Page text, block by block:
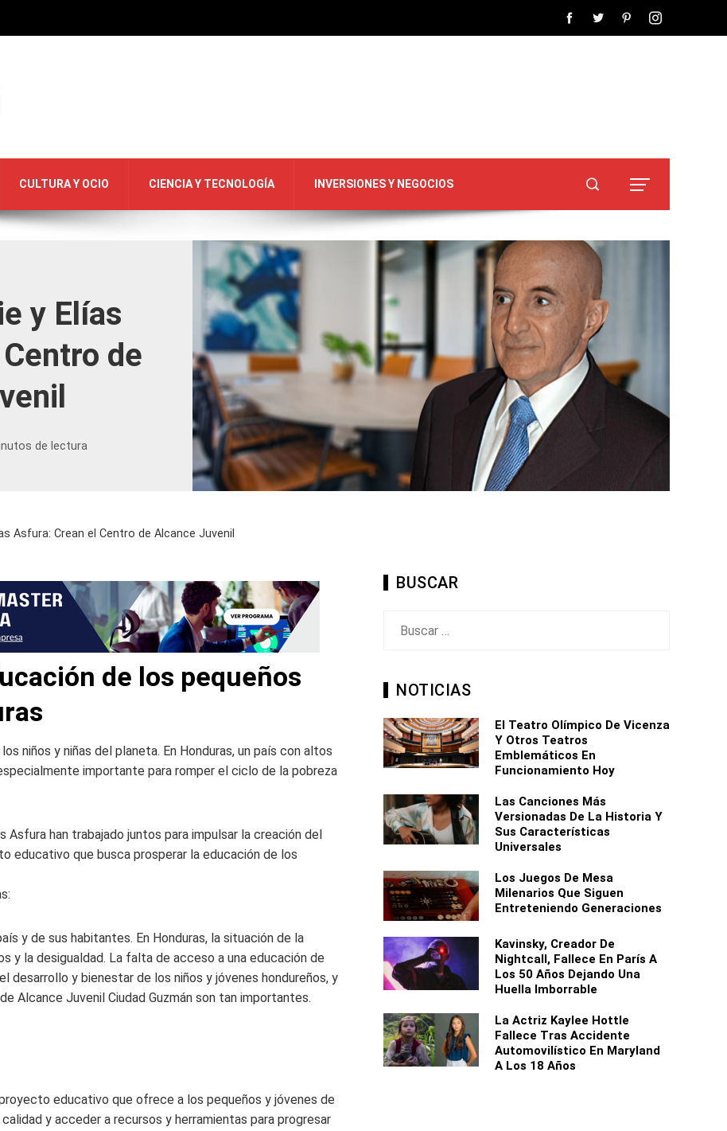
CULTURA Y OCIO CIENCIA Y TECNOLOGÍA INVERSIONES Y NEGOCIOS
y Elías
de
de lectura
Asfura: Crean el Centro de Alcance Juvenil
de los pequeños
niños y niñas del planeta. En Honduras, un país con altos
importante para romper el ciclo de la pobreza
han trabajado juntos para impulsar la creación del
educativo que busca prosperar la educación de los
y de sus habitantes. En Honduras, la situación de la
y la desigualdad. La falta de acceso a una educación de
desarrollo y bienestar de los niños y jóvenes hondureños, y
Alcance Juvenil Ciudad Guzmán son tan importantes.
educativo que ofrece a los pequeños y jóvenes de
y acceder a recursos y herramientas para progresar
BUSCAR
NOTICIAS
El Teatro Olímpico De Vicenza
Y Otros Teatros
Emblemáticos En
Funcionamiento Hoy
Las Canciones Más
Versionadas De La Historia Y
Sus Características
Universales
Los Juegos De Mesa
Milenarios Que Siguen
Entreteniendo Generaciones
Kavinsky, Creador De
Nightcall, Fallece En París A
Los 50 Años Dejando Una
Huella Imborrable
La Actriz Kaylee Hottle
Fallece Tras Accidente
Automovilístico En Maryland
A Los 18 Años